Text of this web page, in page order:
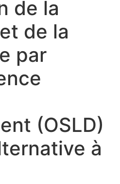
de la
de la
par
(OSLD)
à